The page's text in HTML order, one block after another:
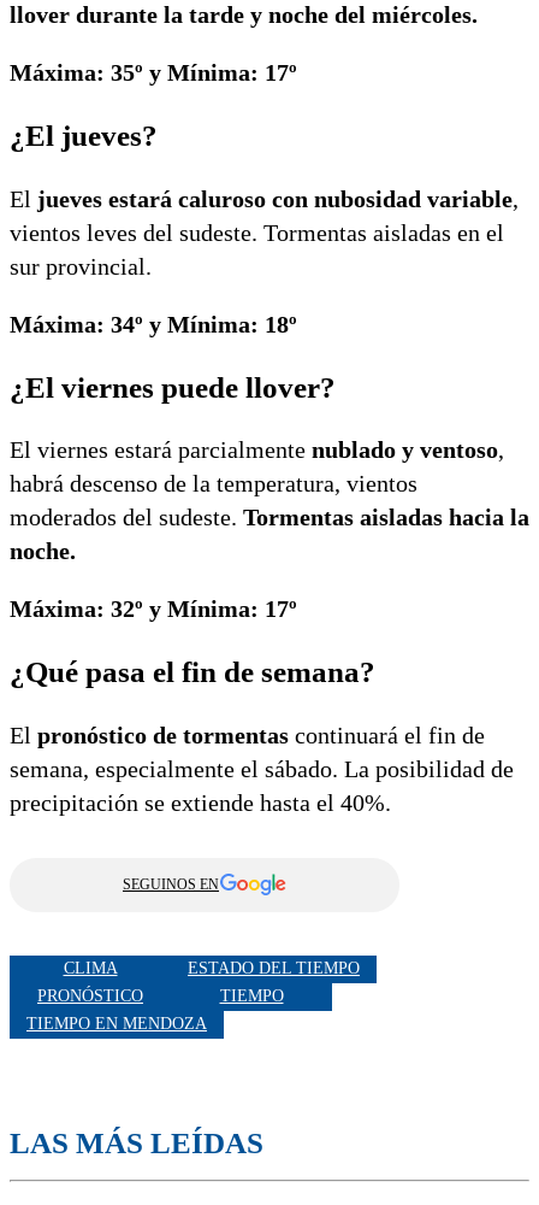
llover durante la tarde y noche del miércoles.
Máxima: 35º y Mínima: 17º
¿El jueves?
El jueves estará caluroso con nubosidad variable,
vientos leves del sudeste. Tormentas aisladas en el
sur provincial.
Máxima: 34º y Mínima: 18º
¿El viernes puede llover?
El viernes estará parcialmente nublado y ventoso,
habrá descenso de la temperatura, vientos
moderados del sudeste. Tormentas aisladas hacia la
noche.
Máxima: 32º y Mínima: 17º
¿Qué pasa el fin de semana?
El pronóstico de tormentas continuará el fin de
semana, especialmente el sábado. La posibilidad de
precipitación se extiende hasta el 40%.
SEGUINOS EN
CLIMA
ESTADO DEL TIEMPO
PRONÓSTICO
TIEMPO
TIEMPO EN MENDOZA
LAS MÁS LEÍDAS